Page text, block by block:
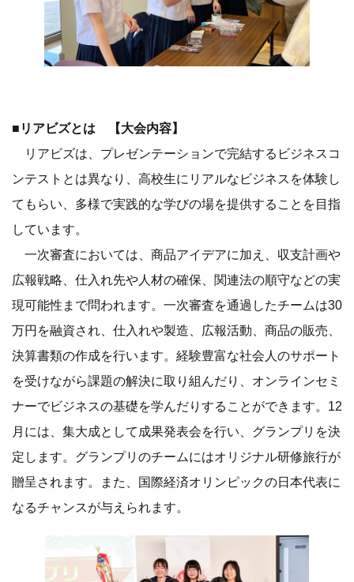
■リアビズとは 【大会内容】
リアビズは、プレゼンテーションで完結するビジネスコ
ンテストとは異なり、高校生にリアルなビジネスを体験し
てもらい、多様で実践的な学びの場を提供することを目指
しています。
一次審査においては、商品アイデアに加え、収支計画や
広報戦略、仕入れ先や人材の確保、関連法の順守などの実
現可能性まで問われます。一次審査を通過したチームは30
万円を融資され、仕入れや製造、広報活動、商品の販売、
決算書類の作成を行います。経験豊富な社会人のサポート
を受けながら課題の解決に取り組んだり、オンラインセミ
ナーでビジネスの基礎を学んだりすることができます。12
月には、集大成として成果発表会を行い、グランプリを決
定します。グランプリのチームにはオリジナル研修旅行が
贈呈されます。また、国際経済オリンピックの日本代表に
なるチャンスが与えられます。